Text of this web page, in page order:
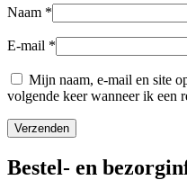
Naam *
E-mail *
Mijn naam, e-mail en site
volgende keer wanneer ik een
Bestel- en